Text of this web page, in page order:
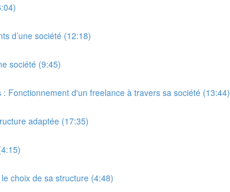
d’une société (12:18)
société (9:45)
: Fonctionnement d'un freelance à travers sa société (13:44)
adaptée (17:35)
choix de sa structure (4:48)